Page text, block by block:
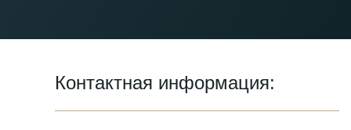
Контактная информация: